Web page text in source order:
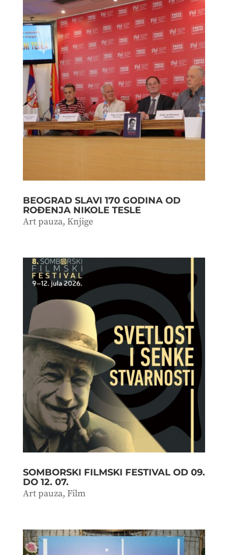
BEOGRAD SLAVI 170 GODINA OD
ROĐENJA NIKOLE TESLE
Art pauza, Knjige
SOMBORSKI FILMSKI FESTIVAL OD 09.
DO 12. 07.
Art pauza, Film